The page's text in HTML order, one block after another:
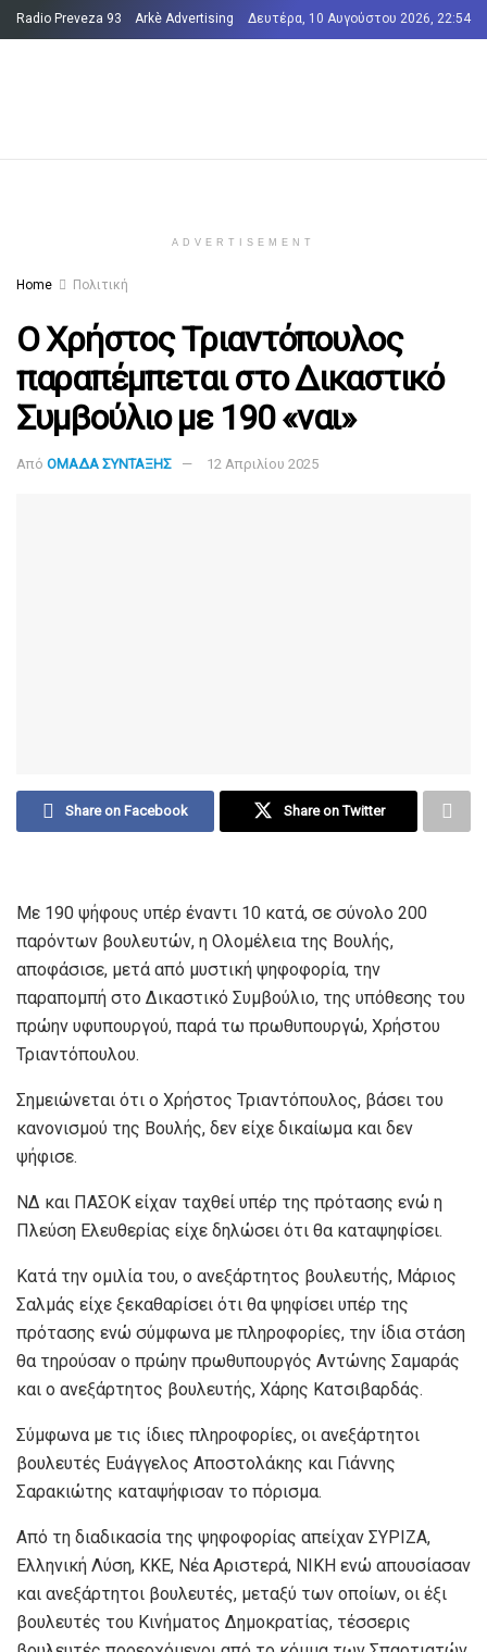
Radio Preveza 93 Arkè Advertising Δευτέρα, 10 Αυγούστου 2026, 22:54
ADVERTISEMENT
Home Πολιτική
Ο Χρήστος Τριαντόπουλος
παραπέμπεται στο Δικαστικό
Συμβούλιο με 190 «ναι»
Από ΟΜΑΔΑ ΣΥΝΤΑΞΗΣ 12 Απριλίου 2025
Share on Facebook Share on Twitter
Με 190 ψήφους υπέρ έναντι 10 κατά, σε σύνολο 200
παρόντων βουλευτών, η Ολομέλεια της Βουλής,
αποφάσισε, μετά από μυστική ψηφοφορία, την
παραπομπή στο Δικαστικό Συμβούλιο, της υπόθεσης του
πρώην υφυπουργού, παρά τω πρωθυπουργώ, Χρήστου
Τριαντόπουλου.
Σημειώνεται ότι ο Χρήστος Τριαντόπουλος, βάσει του
κανονισμού της Βουλής, δεν είχε δικαίωμα και δεν
ψήφισε.
ΝΔ και ΠΑΣΟΚ είχαν ταχθεί υπέρ της πρότασης ενώ η
Πλεύση Ελευθερίας είχε δηλώσει ότι θα καταψηφίσει.
Κατά την ομιλία του, ο ανεξάρτητος βουλευτής, Μάριος
Σαλμάς είχε ξεκαθαρίσει ότι θα ψηφίσει υπέρ της
πρότασης ενώ σύμφωνα με πληροφορίες, την ίδια στάση
θα τηρούσαν ο πρώην πρωθυπουργός Αντώνης Σαμαράς
και ο ανεξάρτητος βουλευτής, Χάρης Κατσιβαρδάς.
Σύμφωνα με τις ίδιες πληροφορίες, οι ανεξάρτητοι
βουλευτές Ευάγγελος Αποστολάκης και Γιάννης
Σαρακιώτης καταψήφισαν το πόρισμα.
Από τη διαδικασία της ψηφοφορίας απείχαν ΣΥΡΙΖΑ,
Ελληνική Λύση, ΚΚΕ, Νέα Αριστερά, ΝΙΚΗ ενώ απουσίασαν
και ανεξάρτητοι βουλευτές, μεταξύ των οποίων, οι έξι
βουλευτές του Κινήματος Δημοκρατίας, τέσσερις